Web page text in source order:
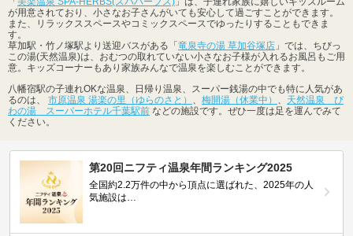
が用意されており、小さなお子さんがいても安心して過ごすことができます。
また、リラックススペースやコミックスペースでゆったりすることもできま
す。
草加駅・竹ノ塚駅より送迎バスがある「竜泉寺の湯 草加谷塚店 」では、ちびっ
この湯(天然温泉)は、おむつの取れていない小さなお子様が入れるお風呂もご用
意。キッズコーナーもあり家族みんなで温泉を楽しむことができます。
八幡宿駅の子連れOKな温泉、日帰り温泉、スーパー銭湯の中でも特に人気があ
るのは、 市原温泉 湯楽の里（ゆらのさと） 梅開湯（休業中）
天然温泉 び
わの湯 スーパーホテル千葉駅前 などの施設です。ぜひ一度は足を運んでみて
ください。
第20回ニフティ温泉年間ランキング2025
全国約2.2万件の中から頂点に選ばれた、2025年の人
気施設は…